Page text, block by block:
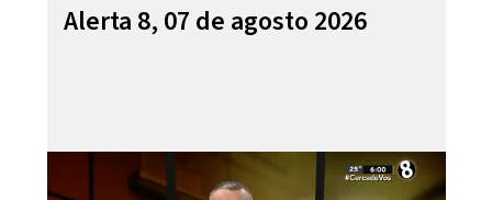
Alerta 8, 07 de agosto 2026